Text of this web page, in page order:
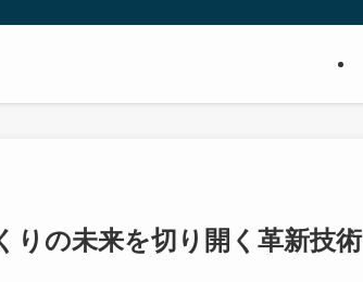
の未来を切り開く革新技術